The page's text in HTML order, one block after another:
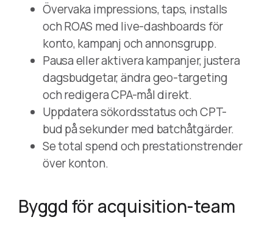
Övervaka impressions, taps, installs
och ROAS med live-dashboards för
konto, kampanj och annonsgrupp.
Pausa eller aktivera kampanjer, justera
dagsbudgetar, ändra geo-targeting
och redigera CPA-mål direkt.
Uppdatera sökordsstatus och CPT-
bud på sekunder med batchåtgärder.
Se total spend och prestationstrender
över konton.
Byggd för acquisition-team